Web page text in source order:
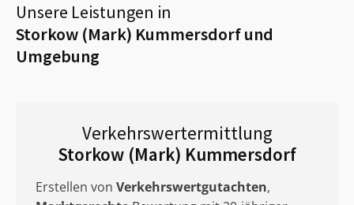
Unsere Leistungen in
Storkow (Mark) Kummersdorfund
Umgebung
Verkehrswertermittlung
Storkow (Mark) Kummersdorf
Erstellen von Verkehrswertgutachten,